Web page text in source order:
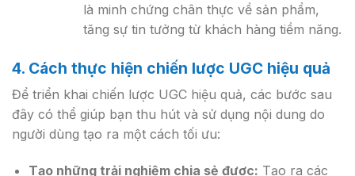
là minh chứng chân thực về sản phẩm,
tăng sự tin tưởng từ khách hàng tiềm năng.
4. Cách thực hiện chiến lược UGC hiệu quả
Để triển khai chiến lược UGC hiệu quả, các bước sau
đây có thể giúp bạn thu hút và sử dụng nội dung do
người dùng tạo ra một cách tối ưu:
Tạo những trải nghiệm chia sẻ được: Tạo ra các